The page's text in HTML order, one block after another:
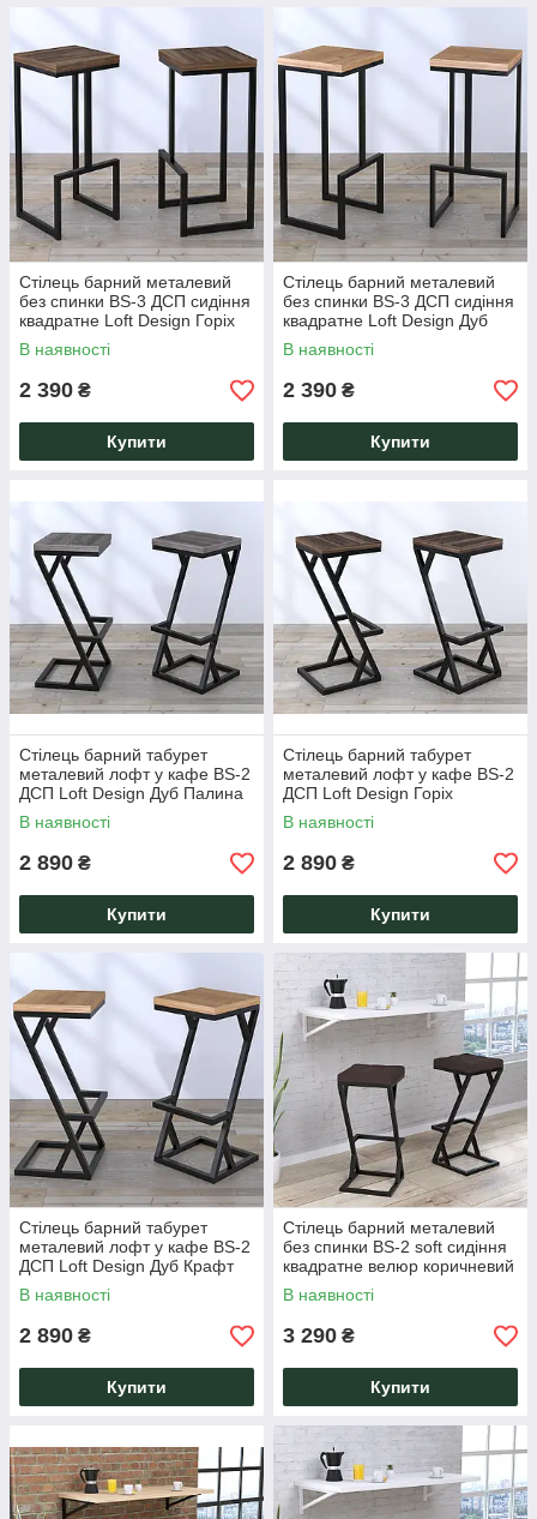
Стілець барний металевий
без спинки BS-3 ДСП сидіння
квадратне Loft Design Горіх
Модена
В наявності
2 390 ₴
Купити
Стілець барний металевий
без спинки BS-3 ДСП сидіння
квадратне Loft Design Дуб
Крафт Золотий
В наявності
2 390 ₴
Купити
Стілець барний табурет
металевий лофт у кафе BS-2
ДСП Loft Design Дуб Палина
В наявності
2 890 ₴
Купити
Стілець барний табурет
металевий лофт у кафе BS-2
ДСП Loft Design Горіх
Модена
В наявності
2 890 ₴
Купити
Стілець барний табурет
металевий лофт у кафе BS-2
ДСП Loft Design Дуб Крафт
Золотой
В наявності
2 890 ₴
Купити
Стілець барний металевий
без спинки BS-2 soft сидіння
квадратне велюр коричневий
Loft Design
В наявності
3 290 ₴
Купити